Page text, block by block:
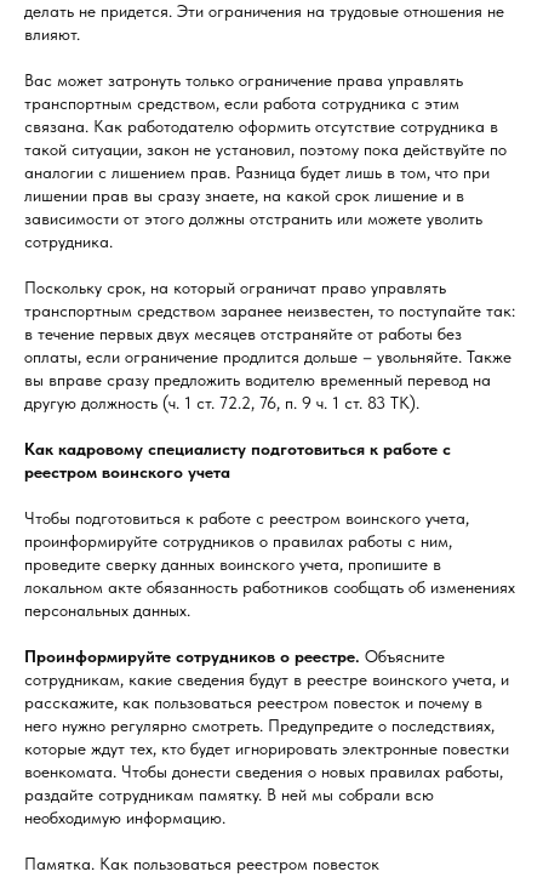
делать не придется. Эти ограничения на трудовые отношения не
влияют.
Вас может затронуть только ограничение права управлять
транспортным средством, если работа сотрудника с этим
связана. Как работодателю оформить отсутствие сотрудника в
такой ситуации, закон не установил, поэтому пока действуйте по
аналогии с лишением прав. Разница будет лишь в том, что при
лишении прав вы сразу знаете, на какой срок лишение и в
зависимости от этого должны отстранить или можете уволить
сотрудника.
Поскольку срок, на который ограничат право управлять
транспортным средством заранее неизвестен, то поступайте так:
в течение первых двух месяцев отстраняйте от работы без
оплаты, если ограничение продлится дольше – увольняйте. Также
вы вправе сразу предложить водителю временный перевод на
другую должность (ч. 1 ст. 72.2, 76, п. 9 ч. 1 ст. 83 ТК).
Как кадровому специалисту подготовиться к работе с
реестром воинского учета
Чтобы подготовиться к работе с реестром воинского учета,
проинформируйте сотрудников о правилах работы с ним,
проведите сверку данных воинского учета, пропишите в
локальном акте обязанность работников сообщать об изменениях
персональных данных.
Проинформируйте сотрудников о реестре. Объясните
сотрудникам, какие сведения будут в реестре воинского учета, и
расскажите, как пользоваться реестром повесток и почему в
него нужно регулярно смотреть. Предупредите о последствиях,
которые ждут тех, кто будет игнорировать электронные повестки
военкомата. Чтобы донести сведения о новых правилах работы,
раздайте сотрудникам памятку. В ней мы собрали всю
необходимую информацию.
Памятка. Как пользоваться реестром повесток